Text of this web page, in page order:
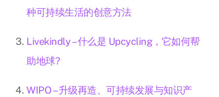
种可持续生活的创意方法
Livekindly – 什么是 Upcycling，它如何帮
助地球?
WIPO – 升级再造、可持续发展与知识产